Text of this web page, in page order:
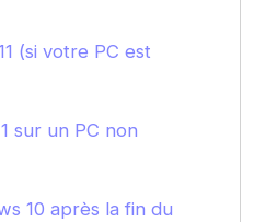
(si votre PC est
sur un PC non
10 après la fin du